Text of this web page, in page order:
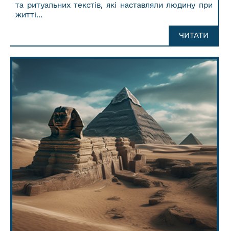
та ритуальних текстів, які наставляли людину при
житті...
ЧИТАТИ